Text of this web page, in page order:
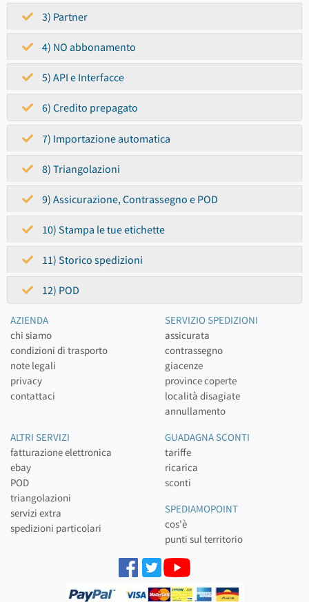
3) Partner
4) NO abbonamento
5) API e Interfacce
6) Credito prepagato
7) Importazione automatica
8) Triangolazioni
9) Assicurazione, Contrassegno e POD
10) Stampa le tue etichette
11) Storico spedizioni
12) POD
AZIENDA
chi siamo
condizioni di trasporto
note legali
privacy
contattaci
SERVIZIO SPEDIZIONI
assicurata
contrassegno
giacenze
province coperte
località disagiate
annullamento
ALTRI SERVIZI
fatturazione elettronica
ebay
POD
triangolazioni
servizi extra
spedizioni particolari
GUADAGNA SCONTI
tariffe
ricarica
sconti
SPEDIAMOPOINT
cos'è
punti sul territorio